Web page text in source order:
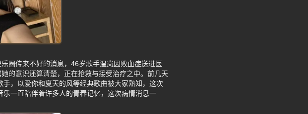
圈传来不好的消息，46岁歌手温岚因败血症送进医
的意识还算清楚，正在抢救与接受治疗之中。前几天
，以爱你和夏天的风等经典歌曲被大家熟知，这次
一直陪伴着许多人的青春记忆，这次病情消息一